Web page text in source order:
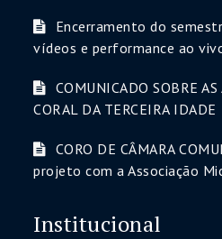
Encerramento do
vídeos e performance ao
COMUNICADO SOBRE
CORAL DA TERCEIRA IDADE
CORO DE CÂMARA
projeto com a Associação
Institucional